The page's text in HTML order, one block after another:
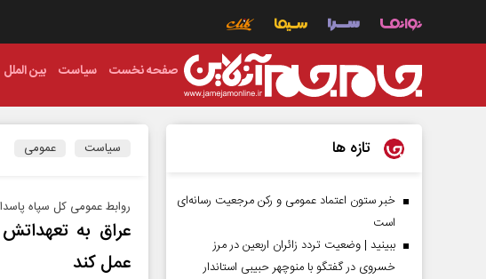
صفحه نخست سیاست بین الملل
سیاست عمومی
روابط عمومی کل سپاه
عراق به
عمل کند
تازه ها
خبر ستون اعتماد عمومی و رکن مرجعیت رسانه‌ای
است
ببینید | وضعیت تردد زائران اربعین در مرز
خسروی در گفتگو با منوچهر حبیبی استاندار